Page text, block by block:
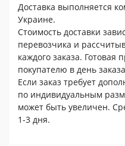
Доставка выполняется
Украине.
Стоимость доставки
перевозчика и
каждого заказа. Готовая
покупателю в день
Если заказ требует
по индивидуальным
может быть увеличен.
1-3 дня.